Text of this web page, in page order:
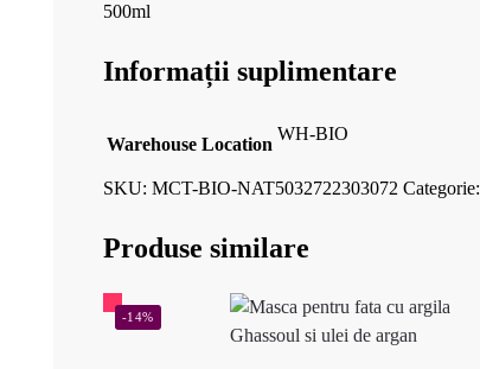
500ml
Informații suplimentare
Warehouse Location
WH-BIO
SKU: MCT-BIO-NAT5032722303072 Categorie:
Produse similare
-14%